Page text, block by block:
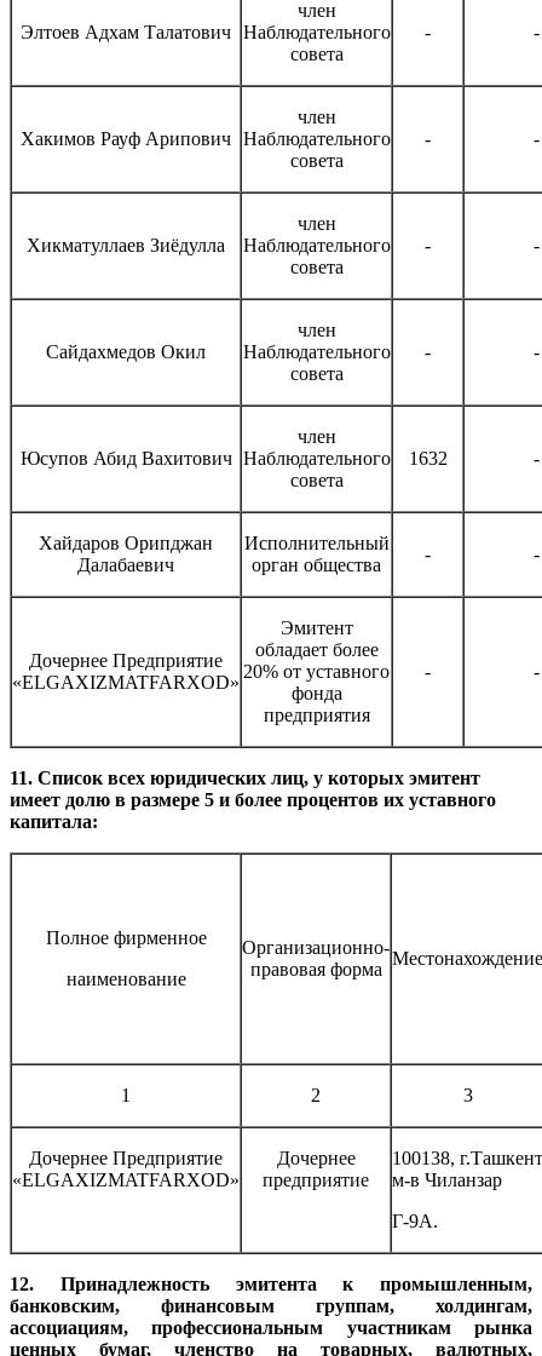
Элтоев Адхам Талатович
член
Наблюдательного
совета
- -
Хакимов Рауф Арипович
член
Наблюдательного
совета
- -
Хикматуллаев Зиёдулла
член
Наблюдательного
совета
- -
Сайдахмедов Окил
член
Наблюдательного
совета
- -
Юсупов Абид Вахитович
член
Наблюдательного
совета
1632 -
Хайдаров Орипджан
Далабаевич
Исполнительный
орган общества
- -
Дочернее Предприятие
«ELGAXIZMATFARXOD»
Эмитент
обладает более
20% от уставного
фонда
предприятия
- -
11. Список всех юридических лиц, у которых эмитент
имеет долю в размере 5 и более процентов их уставного
капитала:
Полное фирменное
наименование
Организационно-
правовая форма
Местонахождение
1 2 3
Дочернее Предприятие
«ELGAXIZMATFARXOD»
Дочернее
предприятие
100138, г.Ташкент
м-в Чиланзар
Г-9А.
12. Принадлежность эмитента к промышленным,
банковским, финансовым группам, холдингам,
ассоциациям, профессиональным участникам рынка
ценных бумаг, членство на товарных, валютных,